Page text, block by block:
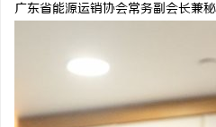
广东省能源运销协会常务副会长兼